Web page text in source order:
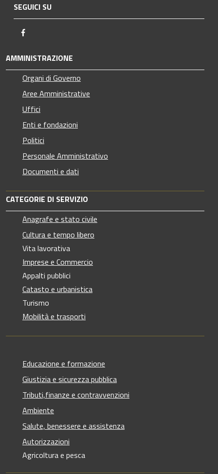
SEGUICI SU
AMMINISTRAZIONE
Organi di Governo
Aree Amministrative
Uffici
Enti e fondazioni
Politici
Personale Amministrativo
Documenti e dati
CATEGORIE DI SERVIZIO
Anagrafe e stato civile
Cultura e tempo libero
Vita lavorativa
Imprese e Commercio
Appalti pubblici
Catasto e urbanistica
Turismo
Mobilità e trasporti
Educazione e formazione
Giustizia e sicurezza pubblica
Tributi,finanze e contravvenzioni
Ambiente
Salute, benessere e assistenza
Autorizzazioni
Agricoltura e pesca